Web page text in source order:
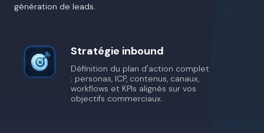
génération de leads.
Stratégie inbound
Définition du plan d'action complet
: personas, ICP, contenus, canaux,
workflows et KPIs alignés sur vos
objectifs commerciaux.